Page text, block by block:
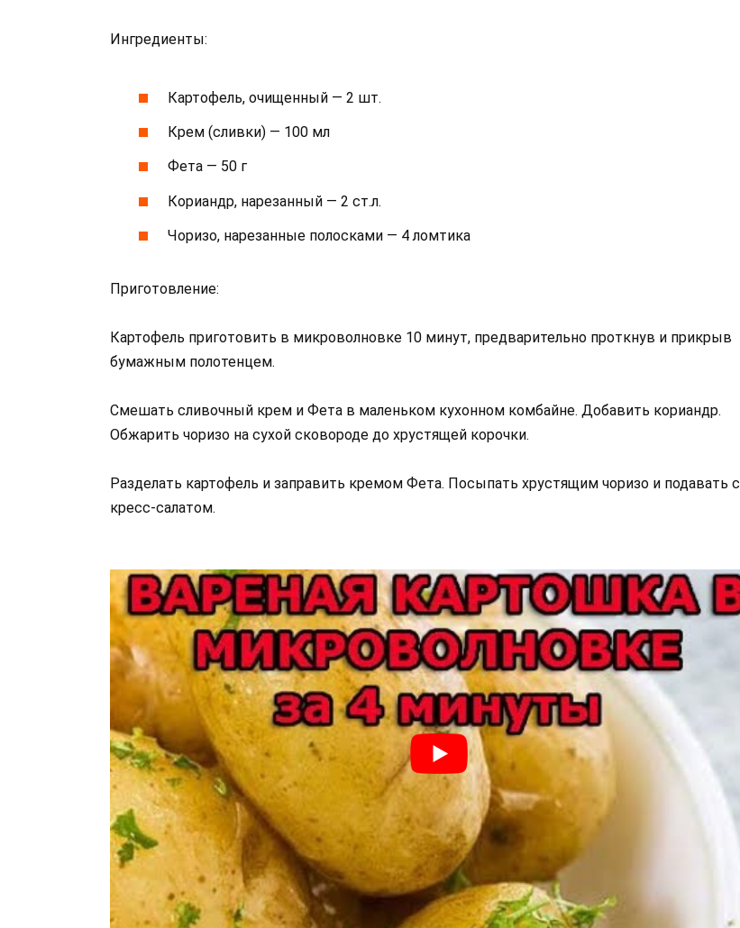
Ингредиенты:
Картофель, очищенный — 2 шт.
Крем (сливки) — 100 мл
Фета — 50 г
Кориандр, нарезанный — 2 ст.л.
Чоризо, нарезанные полосками — 4 ломтика
Приготовление:
Картофель приготовить в микроволновке 10 минут, предварительно проткнув и прикрыв
бумажным полотенцем.
Смешать сливочный крем и Фета в маленьком кухонном комбайне. Добавить кориандр.
Обжарить чоризо на сухой сковороде до хрустящей корочки.
Разделать картофель и заправить кремом Фета. Посыпать хрустящим чоризо и подавать с
кресс-салатом.